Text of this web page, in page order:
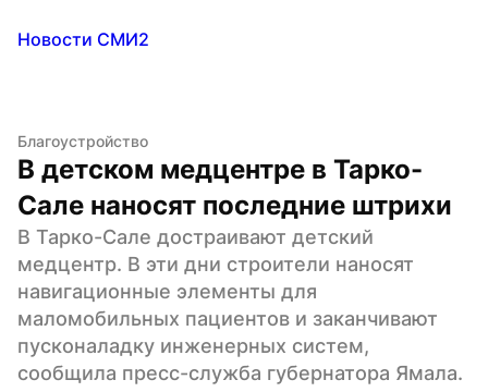
Новости СМИ2
Благоустройство
В детском медцентре в Тарко-
Сале наносят последние штрихи
В Тарко-Сале достраивают детский
медцентр. В эти дни строители наносят
навигационные элементы для
маломобильных пациентов и заканчивают
пусконаладку инженерных систем,
сообщила пресс-служба губернатора Ямала.